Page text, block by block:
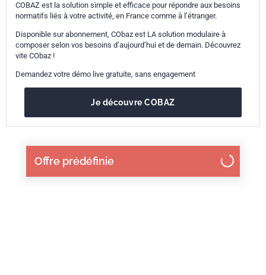
Offre prédéfinie
COBAZ est la solution simple et efficace pour répondre aux besoins
normatifs liés à votre activité, en France comme à l’étranger.
Disponible sur abonnement, CObaz est LA solution modulaire à
composer selon vos besoins d’aujourd’hui et de demain. Découvrez
vite CObaz !
Demandez votre démo live gratuite, sans engagement
Je découvre COBAZ